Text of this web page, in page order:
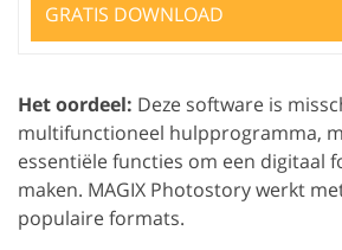
GRATIS DOWNLOAD
Het oordeel: Deze software is
multifunctioneel hulpprogramma,
essentiële functies om een digitaal
maken. MAGIX Photostory werkt
populaire formats.